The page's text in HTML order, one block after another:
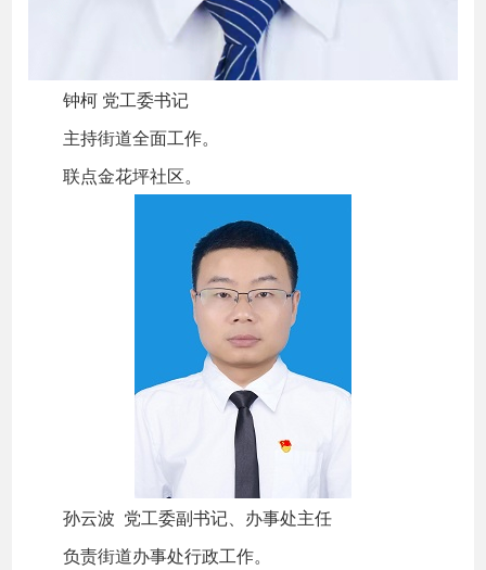
钟柯 党工委书记
主持街道全面工作。
联点金花坪社区。
孙云波 党工委副书记、办事处主任
负责街道办事处行政工作。